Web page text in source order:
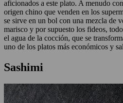
aficionados a este plato. A menudo
origen chino que venden en los
se sirve en un bol con una mezcla de
marisco y por supuesto los fideos,
el agua de la cocción, que se
uno de los platos más económicos y
Sashimi